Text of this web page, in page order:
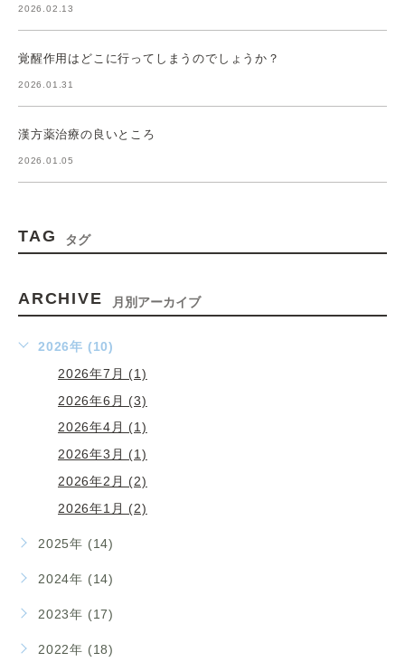
2026.02.13
覚醒作用はどこに行ってしまうのでしょうか？
2026.01.31
漢方薬治療の良いところ
2026.01.05
TAG タグ
ARCHIVE 月別アーカイブ
2026年 (10)
2026年7月 (1)
2026年6月 (3)
2026年4月 (1)
2026年3月 (1)
2026年2月 (2)
2026年1月 (2)
2025年 (14)
2024年 (14)
2023年 (17)
2022年 (18)